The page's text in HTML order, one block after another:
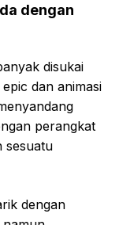
dengan
disukai
dan animasi
perangkat
sesuatu
dengan